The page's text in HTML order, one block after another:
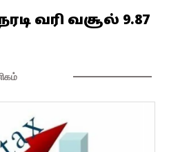
வரி வசூல் 9.87